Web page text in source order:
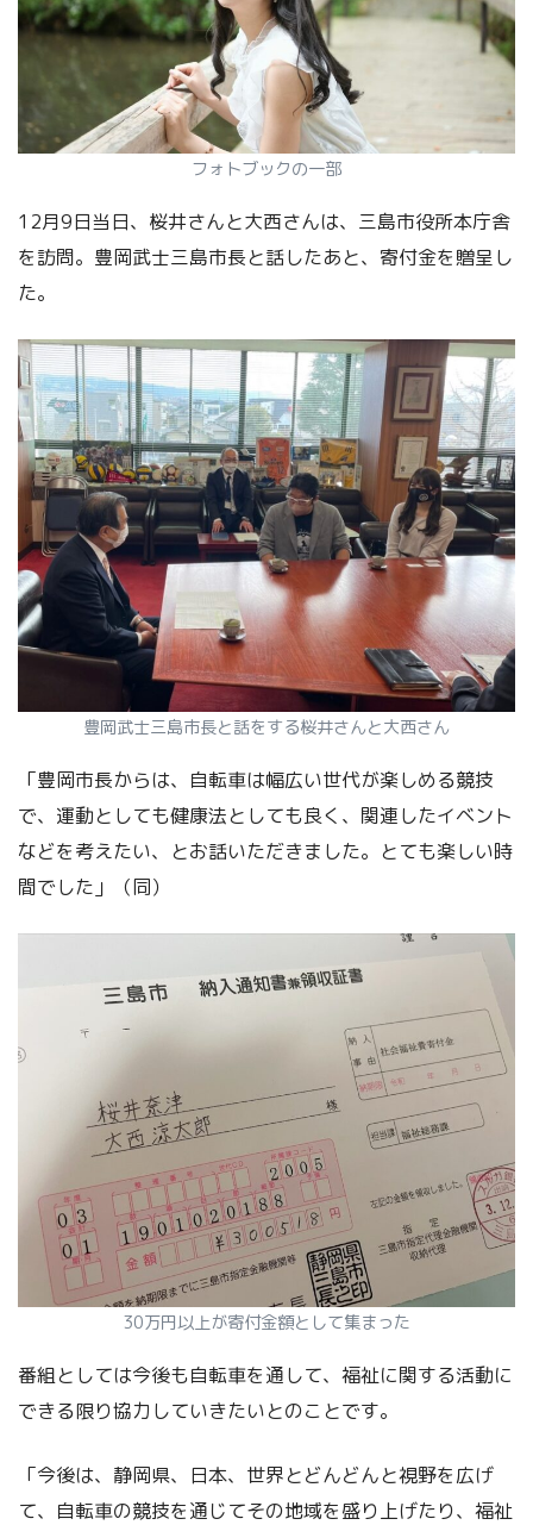
フォトブックの一部
12月9日当日、桜井さんと大西さんは、三島市役所本庁舎
を訪問。豊岡武士三島市長と話したあと、寄付金を贈呈し
た。
豊岡武士三島市長と話をする桜井さんと大西さん
「豊岡市長からは、自転車は幅広い世代が楽しめる競技
で、運動としても健康法としても良く、関連したイベント
などを考えたい、とお話いただきました。とても楽しい時
間でした」（同）
30万円以上が寄付金額として集まった
番組としては今後も自転車を通して、福祉に関する活動に
できる限り協力していきたいとのことです。
「今後は、静岡県、日本、世界とどんどんと視野を広げ
て、自転車の競技を通じてその地域を盛り上げたり、福祉